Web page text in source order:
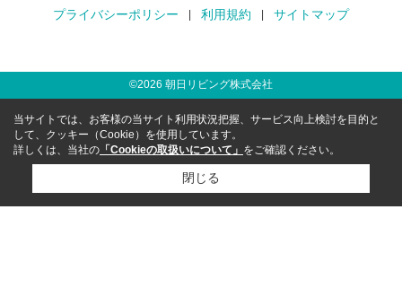
プライバシーポリシー
利用規約 サイトマップ
©2026 朝日リビング株式会社
当サイトでは、お客様の当サイト利用状況把握、サービス向上検討を目的と
して、クッキー（Cookie）を使用しています。
詳しくは、当社の 「Cookieの取扱いについて」 をご確認ください。
閉じる